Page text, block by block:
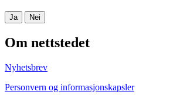
Ja Nei
Om nettstedet
Nyhetsbrev
Personvern og informasjonskapsler